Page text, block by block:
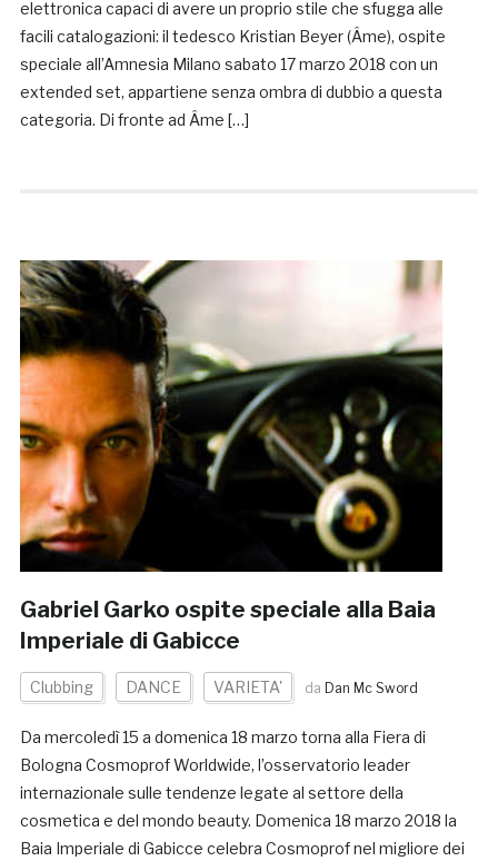
elettronica capaci di avere un proprio stile che sfugga alle
facili catalogazioni: il tedesco Kristian Beyer (Âme), ospite
speciale all’Amnesia Milano sabato 17 marzo 2018 con un
extended set, appartiene senza ombra di dubbio a questa
categoria. Di fronte ad Âme […]
Gabriel Garko ospite speciale alla Baia
Imperiale di Gabicce
Clubbing DANCE VARIETA' da Dan Mc Sword
Da mercoledì 15 a domenica 18 marzo torna alla Fiera di
Bologna Cosmoprof Worldwide, l’osservatorio leader
internazionale sulle tendenze legate al settore della
cosmetica e del mondo beauty. Domenica 18 marzo 2018 la
Baia Imperiale di Gabicce celebra Cosmoprof nel migliore dei